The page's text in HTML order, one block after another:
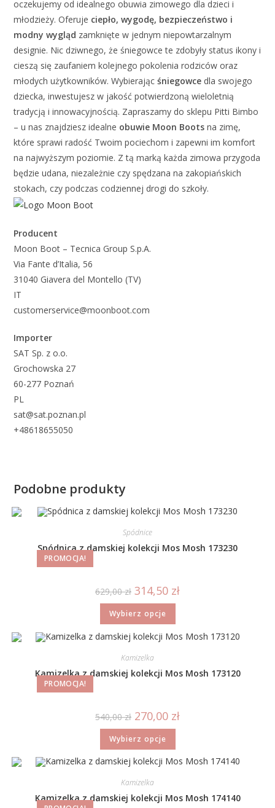
oczekujemy od idealnego obuwia zimowego dla dzieci i
młodzieży. Oferuje ciepło, wygodę, bezpieczeństwo i
modny wygląd zamknięte w jednym niepowtarzalnym
designie. Nic dziwnego, że śniegowce te zdobyły status ikony i
cieszą się zaufaniem kolejnego pokolenia rodziców oraz
młodych użytkowników. Wybierając śniegowce dla swojego
dziecka, inwestujesz w jakość potwierdzoną wieloletnią
tradycją i innowacyjnością. Zapraszamy do sklepu Pitti Bimbo
– u nas znajdziesz idealne obuwie Moon Boots na zimę,
które sprawi radość Twoim pociechom i zapewni im komfort
na najwyższym poziomie. Z tą marką każda zimowa przygoda
będzie udana, niezależnie czy spędzana na zakopiańskich
stokach, czy podczas codziennej drogi do szkoły.
Producent
Moon Boot – Tecnica Group S.p.A.
Via Fante d’Italia, 56
31040 Giavera del Montello (TV)
IT
customerservice@moonboot.com
Importer
SAT Sp. z o.o.
Grochowska 27
60-277 Poznań
PL
sat@sat.poznan.pl
+48618655050
Podobne produkty
PROMOCJA!
Spódnice
Spódnica z damskiej kolekcji Mos Mosh 173230
629,00zł 314,50 zł
Wybierz opcje
PROMOCJA!
Kamizelka
Kamizelka z damskiej kolekcji Mos Mosh 173120
540,00zł 270,00 zł
Wybierz opcje
Kamizelka
Kamizelka z damskiej kolekcji Mos Mosh 174140